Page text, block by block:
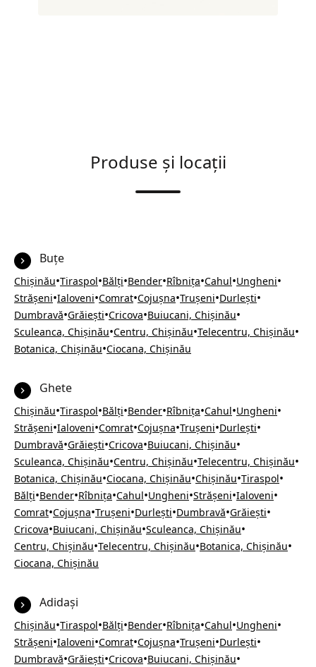
Produse și locații
Buțe
Chișinău•Tiraspol•Bălți•Bender•Rîbnița•Cahul•Ungheni•
Strășeni•Ialoveni•Comrat•Cojușna•Trușeni•Durlești•
Dumbravă•Grăiești•Cricova•Buiucani, Chișinău•
Sculeanca, Chișinău•Centru, Chișinău•Telecentru, Chișinău•
Botanica, Chișinău•Ciocana, Chișinău
Ghete
Chișinău•Tiraspol•Bălți•Bender•Rîbnița•Cahul•Ungheni•
Strășeni•Ialoveni•Comrat•Cojușna•Trușeni•Durlești•
Dumbravă•Grăiești•Cricova•Buiucani, Chișinău•
Sculeanca, Chișinău•Centru, Chișinău•Telecentru, Chișinău•
Botanica, Chișinău•Ciocana, Chișinău•Chișinău•Tiraspol•
Bălți•Bender•Rîbnița•Cahul•Ungheni•Strășeni•Ialoveni•
Comrat•Cojușna•Trușeni•Durlești•Dumbravă•Grăiești•
Cricova•Buiucani, Chișinău•Sculeanca, Chișinău•
Centru, Chișinău•Telecentru, Chișinău•Botanica, Chișinău•
Ciocana, Chișinău
Adidași
Chișinău•Tiraspol•Bălți•Bender•Rîbnița•Cahul•Ungheni•
Strășeni•Ialoveni•Comrat•Cojușna•Trușeni•Durlești•
Dumbravă•Grăiești•Cricova•Buiucani, Chișinău•